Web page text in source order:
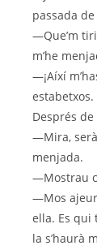
passada
—Que’m
m’he
—¡Aíxí
estabetxos.
Després
—Mira,
menjada.
—Mostrau
—Mos
ella. Es qui
la s’haurà